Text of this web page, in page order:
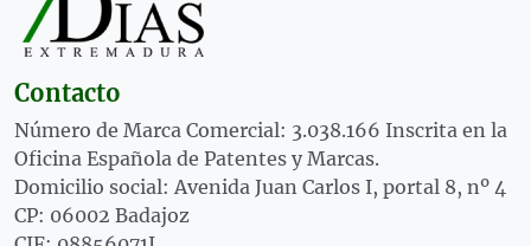
Contacto
Número de Marca Comercial: 3.038.166 Inscrita en la
Oficina Española de Patentes y Marcas.
Domicilio social: Avenida Juan Carlos I, portal 8, nº 4
CP: 06002 Badajoz